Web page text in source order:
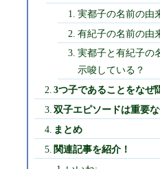
実都子の名前の由
有紀子の名前の由
実都子と有紀子の
示唆している？
3つ子であることをなぜ
双子エピソードは重要
まとめ
関連記事を紹介！